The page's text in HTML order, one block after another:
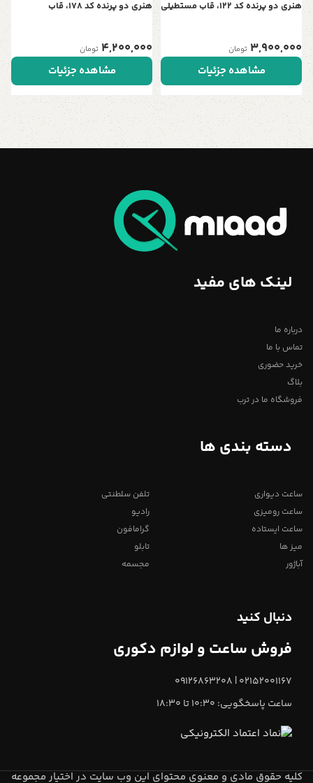
هنری دو پرنده کد 122، قاب مستطیلی
3,900,000 تومان
مشاهده جزئیات
هنری دو پرنده کد 178، قاب
4,200,000 تومان
مشاهده جزئیات
لینک های مفید
درباره ما
تماس با ما
خرید حضوری
بلاگ
فروشگاه ما در ترب
دسته بندی ها
ساعت دیواری
ساعت رومیزی
ساعت ایستاده
میز ها
آباژور
تلفن سلطنتی
رادیو
گرامافون
تابلو
مجسمه
دنبال کنید
فروش ساعت و لوازم دکوری
02152001167 | 09126863208
ساعت پاسخگویی: 10:30 تا 18:30
کلیه حقوق مادی و معنوی محتوای این وب سایت در اختیار مجموعه